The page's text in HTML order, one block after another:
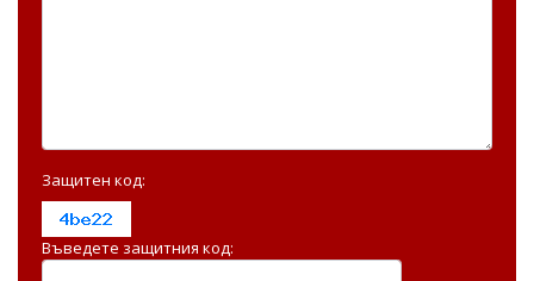
Защитен код:
Въведете защитния код: